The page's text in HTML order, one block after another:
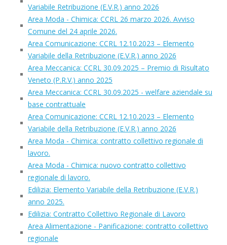
Variabile Retribuzione (E.V.R.) anno 2026
Area Moda - Chimica: CCRL 26 marzo 2026. Avviso
Comune del 24 aprile 2026.
Area Comunicazione: CCRL 12.10.2023 – Elemento
Variabile della Retribuzione (E.V.R.) anno 2026
Area Meccanica: CCRL 30.09.2025 – Premio di Risultato
Veneto (P.R.V.) anno 2025
Area Meccanica: CCRL 30.09.2025 - welfare aziendale su
base contrattuale
Area Comunicazione: CCRL 12.10.2023 – Elemento
Variabile della Retribuzione (E.V.R.) anno 2026
Area Moda - Chimica: contratto collettivo regionale di
lavoro.
Area Moda - Chimica: nuovo contratto collettivo
regionale di lavoro.
Edilizia: Elemento Variabile della Retribuzione (E.V.R.)
anno 2025.
Edilizia: Contratto Collettivo Regionale di Lavoro
Area Alimentazione - Panificazione: contratto collettivo
regionale